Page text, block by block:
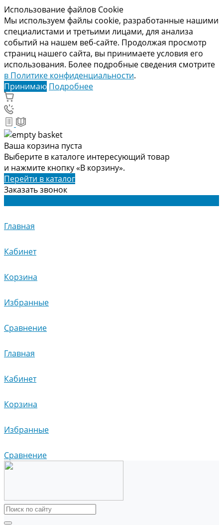
Использование файлов Cookie
Мы используем файлы cookie, разработанные нашими
специалистами и третьими лицами, для анализа
событий на нашем веб-сайте. Продолжая просмотр
страниц нашего сайта, вы принимаете условия его
использования. Более подробные сведения смотрите
в Политике конфиденциальности.
Принимаю Подробнее
Ваша корзина пуста
Выберите в каталоге интересующий товар
и нажмите кнопку «В корзину».
Перейти в каталог
Заказать звонок
Главная
Кабинет
Корзина
Избранные
Сравнение
Главная
Кабинет
Корзина
Избранные
Сравнение